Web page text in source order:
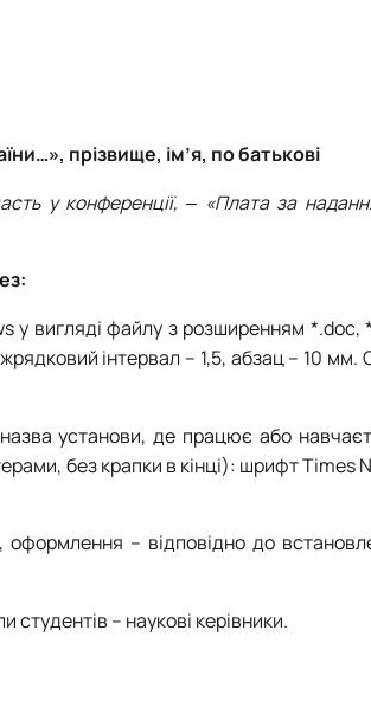
прізвище, ім’я, по батькові
у конференції, ‒ «Плата за
у вигляді файлу з розширенням *.doc,
інтервал – 1,5, абзац – 10 мм.
установи, де працює або
без крапки в кінці): шрифт Times
оформлення – відповідно до
студентів – наукові керівники.